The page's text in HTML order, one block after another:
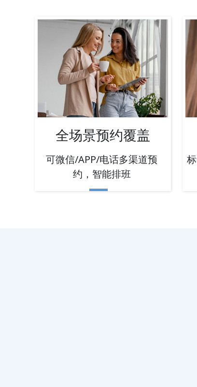
全场景预约覆盖
可微信/APP/电话多渠道预
约，智能排班